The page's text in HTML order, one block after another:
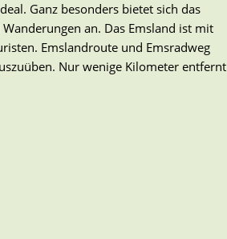
Ganz besonders bietet sich das
an. Das Emsland ist mit
Emslandroute und Emsradweg
Nur wenige Kilometer entfernt